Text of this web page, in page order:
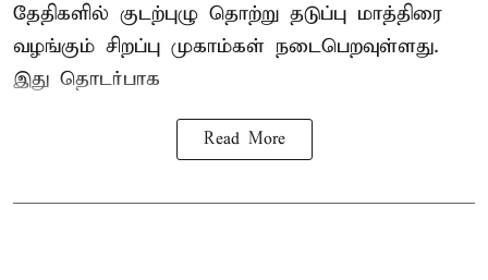
தேதிகளில் குடற்புழு தொற்று தடுப்பு மாத்திரை
வழங்கும் சிறப்பு முகாம்கள் நடைபெறவுள்ளது.
இது தொடர்பாக
Read More